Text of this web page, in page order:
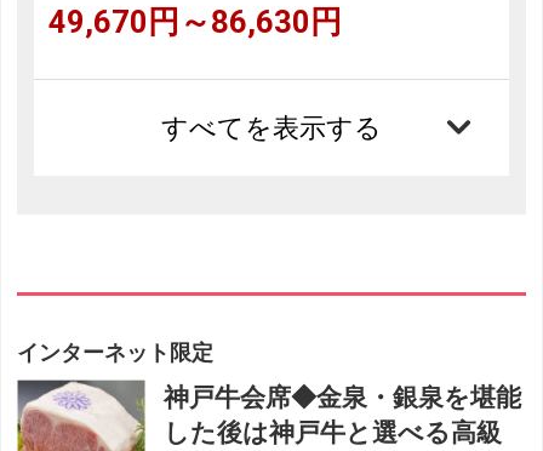
49,670円～86,630円
すべてを表示する
インターネット限定
神戸牛会席◆金泉・銀泉を堪能
した後は神戸牛と選べる高級